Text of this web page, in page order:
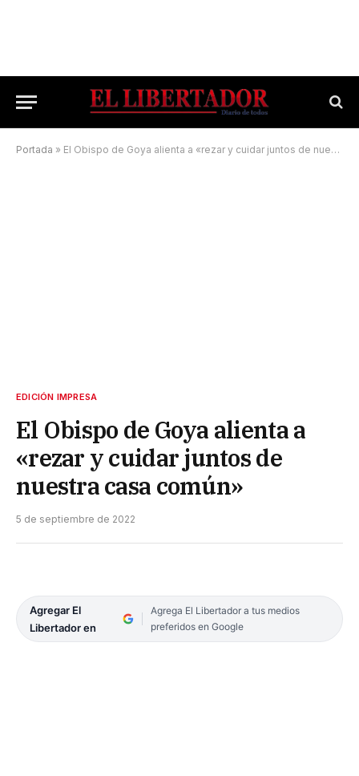
Portada » El Obispo de Goya alienta a «rezar y cuidar juntos de nuestra casa común»
EDICIÓN IMPRESA
El Obispo de Goya alienta a
«rezar y cuidar juntos de
nuestra casa común»
5 de septiembre de 2022
Agregar El
Libertador en
Agrega El Libertador a tus medios
preferidos en Google